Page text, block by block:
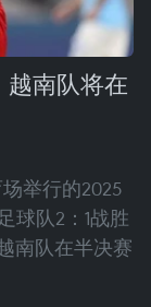
越南队将在
举行的2025
球队2：1战胜
南队在半决赛